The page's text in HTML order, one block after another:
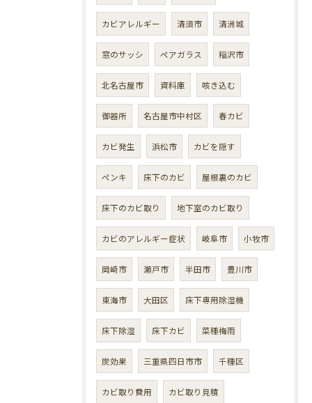
カビアレルギー 清須市 清洲城
窓のサッシ ペアガラス 稲沢市
北名古屋市 資料庫 咳き込む
御器所 名古屋市中村区 春カビ
カビ発生 浜松市 カビを隠す
ペンキ 床下のカビ 屋根裏のカビ
床下のカビ取り 地下室のカビ取り
カビのアレルギー症状 岐阜市 小牧市
岡崎市 瀬戸市 半田市 豊川市
東海市 大田区 床下専用除湿機
床下除湿 床下カビ 菜種梅雨
炭効果 三重県四日市市 千種区
カビ取り費用 カビ取り見積